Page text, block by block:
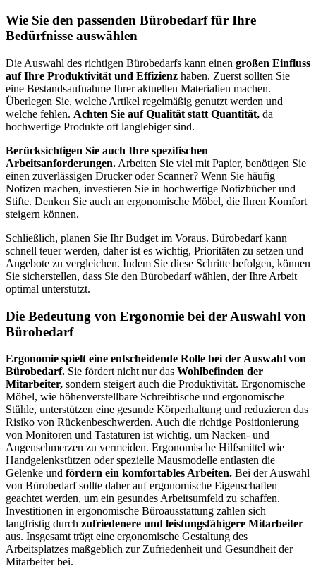
Wie Sie den passenden Bürobedarf für Ihre
Bedürfnisse auswählen
Die Auswahl des richtigen Bürobedarfs kann einen großen Einfluss
auf Ihre Produktivität und Effizienz haben. Zuerst sollten Sie
eine Bestandsaufnahme Ihrer aktuellen Materialien machen.
Überlegen Sie, welche Artikel regelmäßig genutzt werden und
welche fehlen. Achten Sie auf Qualität statt Quantität, da
hochwertige Produkte oft langlebiger sind.
Berücksichtigen Sie auch Ihre spezifischen
Arbeitsanforderungen. Arbeiten Sie viel mit Papier, benötigen Sie
einen zuverlässigen Drucker oder Scanner? Wenn Sie häufig
Notizen machen, investieren Sie in hochwertige Notizbücher und
Stifte. Denken Sie auch an ergonomische Möbel, die Ihren Komfort
steigern können.
Schließlich, planen Sie Ihr Budget im Voraus. Bürobedarf kann
schnell teuer werden, daher ist es wichtig, Prioritäten zu setzen und
Angebote zu vergleichen. Indem Sie diese Schritte befolgen, können
Sie sicherstellen, dass Sie den Bürobedarf wählen, der Ihre Arbeit
optimal unterstützt.
Die Bedeutung von Ergonomie bei der Auswahl von
Bürobedarf
Ergonomie spielt eine entscheidende Rolle bei der Auswahl von
Bürobedarf. Sie fördert nicht nur das Wohlbefinden der
Mitarbeiter, sondern steigert auch die Produktivität. Ergonomische
Möbel, wie höhenverstellbare Schreibtische und ergonomische
Stühle, unterstützen eine gesunde Körperhaltung und reduzieren das
Risiko von Rückenbeschwerden. Auch die richtige Positionierung
von Monitoren und Tastaturen ist wichtig, um Nacken- und
Augenschmerzen zu vermeiden. Ergonomische Hilfsmittel wie
Handgelenkstützen oder spezielle Mausmodelle entlasten die
Gelenke und fördern ein komfortables Arbeiten. Bei der Auswahl
von Bürobedarf sollte daher auf ergonomische Eigenschaften
geachtet werden, um ein gesundes Arbeitsumfeld zu schaffen.
Investitionen in ergonomische Büroausstattung zahlen sich
langfristig durch zufriedenere und leistungsfähigere Mitarbeiter
aus. Insgesamt trägt eine ergonomische Gestaltung des
Arbeitsplatzes maßgeblich zur Zufriedenheit und Gesundheit der
Mitarbeiter bei.